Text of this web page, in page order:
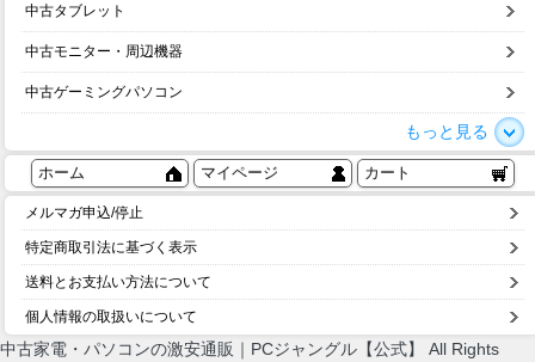
中古タブレット
中古モニター・周辺機器
中古ゲーミングパソコン
もっと見る
ホーム マイページ カート
メルマガ申込/停止
特定商取引法に基づく表示
送料とお支払い方法について
個人情報の取扱いについて
中古家電・パソコンの激安通販｜PCジャングル【公式】 All Rights